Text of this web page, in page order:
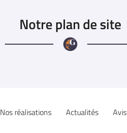
Notre plan de site
Nos réalisations Actualités Avis